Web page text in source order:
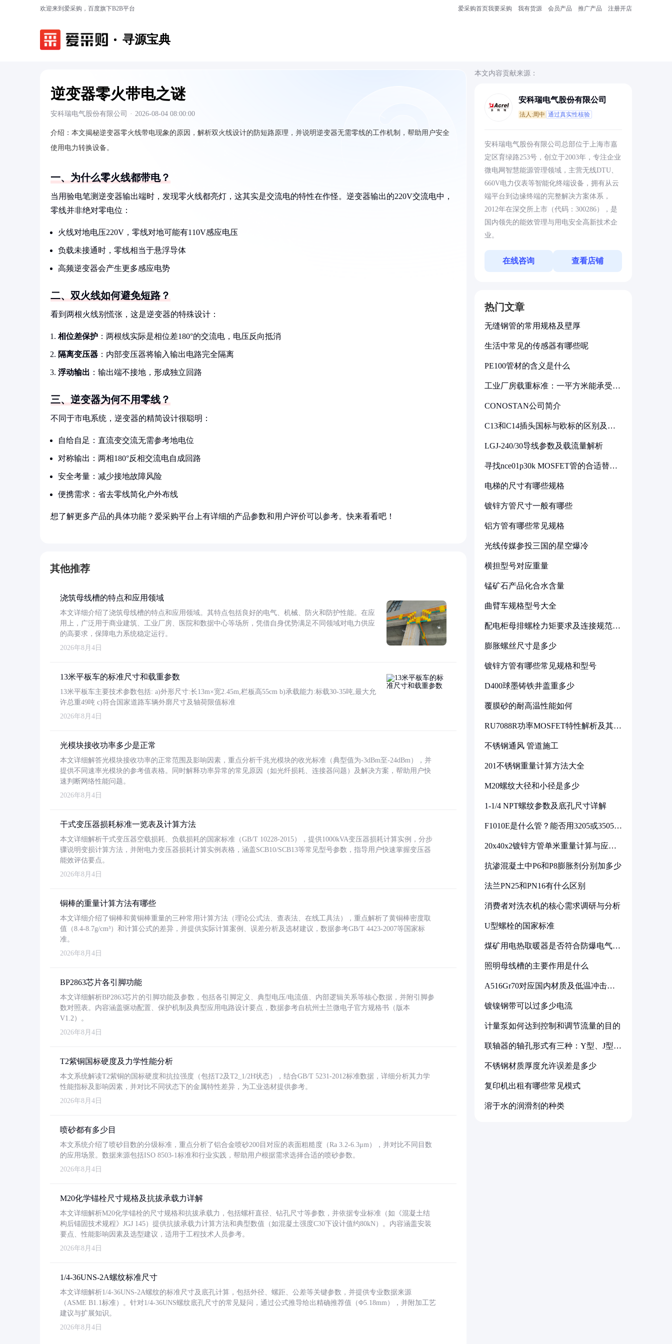
欢迎来到爱采购，百度旗下B2B平台 爱采购首页我要采购 我有货源 会员产品 推广产品 注册开店
寻源宝典
逆变器零火带电之谜
安科瑞电气股份有限公司 · 2026-08-04 08:00:00
介绍： 本文揭秘逆变器零火线带电现象的原因，解析双火线设计的防短路原理，并说明逆变器无需零线的工作机制，帮助用户安全
使用电力转换设备。
一、为什么零火线都带电？
当用验电笔测逆变器输出端时，发现零火线都亮灯，这其实是交流电的特性在作怪。逆变器输出的220V交流电中，
零线并非绝对零电位：
火线对地电压220V，零线对地可能有110V感应电压
负载未接通时，零线相当于悬浮导体
高频逆变器会产生更多感应电势
二、双火线如何避免短路？
看到两根火线别慌张，这是逆变器的特殊设计：
相位差保护 ：两根线实际是相位差180°的交流电，电压反向抵消
隔离变压器 ：内部变压器将输入输出电路完全隔离
浮动输出 ：输出端不接地，形成独立回路
三、逆变器为何不用零线？
不同于市电系统，逆变器的精简设计很聪明：
自给自足：直流变交流无需参考地电位
对称输出：两相180°反相交流电自成回路
安全考量：减少接地故障风险
便携需求：省去零线简化户外布线
想了解更多产品的具体功能？爱采购平台上有详细的产品参数和用户评价可以参考。快来看看吧！
其他推荐
浇筑母线槽的特点和应用领域
本文详细介绍了浇筑母线槽的特点和应用领域。其特点包括良好的电气、机械、防火和防护性能。在应
用上，广泛用于商业建筑、工业厂房、医院和数据中心等场所，凭借自身优势满足不同领域对电力供应
的高要求，保障电力系统稳定运行。
2026年8月4日
13米平板车的标准尺寸和载重参数
13米平板车主要技术参数包括: a)外形尺寸:长13m×宽2.45m,栏板高55cm b)承载能力:标载30-35吨,最大允
许总重49吨 c)符合国家道路车辆外廓尺寸及轴荷限值标准
2026年8月4日
光模块接收功率多少是正常
本文详细解答光模块接收功率的正常范围及影响因素，重点分析千兆光模块的收光标准（典型值为-3dBm至-24dBm），并
提供不同速率光模块的参考值表格。同时解释功率异常的常见原因（如光纤损耗、连接器问题）及解决方案，帮助用户快
速判断网络性能问题。
2026年8月4日
干式变压器损耗标准一览表及计算方法
本文详细解析干式变压器空载损耗、负载损耗的国家标准（GB/T 10228-2015），提供1000kVA变压器损耗计算实例，分步
骤说明变损计算方法，并附电力变压器损耗计算实例表格，涵盖SCB10/SCB13等常见型号参数，指导用户快速掌握变压器
能效评估要点。
2026年8月4日
铜棒的重量计算方法有哪些
本文详细介绍了铜棒和黄铜棒重量的三种常用计算方法（理论公式法、查表法、在线工具法），重点解析了黄铜棒密度取
值（8.4-8.7g/cm³）和计算公式的差异，并提供实际计算案例、误差分析及选材建议，数据参考GB/T 4423-2007等国家标
准。
2026年8月4日
BP2863芯片各引脚功能
本文详细解析BP2863芯片的引脚功能及参数，包括各引脚定义、典型电压/电流值、内部逻辑关系等核心数据，并附引脚参
数对照表。内容涵盖驱动配置、保护机制及典型应用电路设计要点，数据参考自杭州士兰微电子官方规格书（版本
V1.2）。
2026年8月4日
T2紫铜国标硬度及力学性能分析
本文系统解读T2紫铜的国标硬度和抗拉强度（包括T2及T2_1/2H状态），结合GB/T 5231-2012标准数据，详细分析其力学
性能指标及影响因素，并对比不同状态下的金属特性差异，为工业选材提供参考。
2026年8月4日
喷砂都有多少目
本文系统介绍了喷砂目数的分级标准，重点分析了铝合金喷砂200目对应的表面粗糙度（Ra 3.2-6.3μm），并对比不同目数
的应用场景。数据来源包括ISO 8503-1标准和行业实践，帮助用户根据需求选择合适的喷砂参数。
2026年8月4日
M20化学锚栓尺寸规格及抗拔承载力详解
本文详细解析M20化学锚栓的尺寸规格和抗拔承载力，包括螺杆直径、钻孔尺寸等参数，并依据专业标准（如《混凝土结
构后锚固技术规程》JGJ 145）提供抗拔承载力计算方法和典型数值（如混凝土强度C30下设计值约80kN）。内容涵盖安装
要点、性能影响因素及选型建议，适用于工程技术人员参考。
2026年8月4日
1/4-36UNS-2A螺纹标准尺寸
本文详细解析1/4-36UNS-2A螺纹的标准尺寸及底孔计算，包括外径、螺距、公差等关键参数，并提供专业数据来源
（ASME B1.1标准）。针对1/4-36UNS螺纹底孔尺寸的常见疑问，通过公式推导给出精确推荐值（Φ5.18mm），并附加工艺
建议与扩展知识。
2026年8月4日
本文内容贡献来源：
安科瑞电气股份有限公司
法人:周中 通过真实性核验
安科瑞电气股份有限公司总部位于上海市嘉
定区育绿路253号，创立于2003年，专注企业
微电网智慧能源管理领域，主营无线DTU、
660V电力仪表等智能化终端设备，拥有从云
端平台到边缘终端的完整解决方案体系，
2012年在深交所上市（代码：300286），是
国内领先的能效管理与用电安全高新技术企
业。
在线咨询 查看店铺
热门文章
无缝钢管的常用规格及壁厚
生活中常见的传感器有哪些呢
PE100管材的含义是什么
工业厂房载重标准：一平方米能承受多
CONOSTAN公司简介
C13和C14插头国标与欧标的区别及其
LGJ-240/30导线参数及载流量解析
寻找nce01p30k MOSFET管的合适替代
电梯的尺寸有哪些规格
镀锌方管尺寸一般有哪些
铝方管有哪些常见规格
光线传媒参投三国的星空爆冷
横担型号对应重量
锰矿石产品化合水含量
曲臂车规格型号大全
配电柜母排螺栓力矩要求及连接规范详
膨胀螺丝尺寸是多少
镀锌方管有哪些常见规格和型号
D400球墨铸铁井盖重多少
覆膜砂的耐高温性能如何
RU7088R功率MOSFET特性解析及其在
不锈钢通风 管道施工
201不锈钢重量计算方法大全
M20螺纹大径和小径是多少
1-1/4 NPT螺纹参数及底孔尺寸详解
F1010E是什么管？能否用3205或3505代
20x40x2镀锌方管单米重量计算与应用
抗渗混凝土中P6和P8膨胀剂分别加多少
法兰PN25和PN16有什么区别
消费者对洗衣机的核心需求调研与分析
U型螺栓的国家标准
煤矿用电热取暖器是否符合防爆电气设
照明母线槽的主要作用是什么
A516Gr70对应国内材质及低温冲击要
镀镍钢带可以过多少电流
计量泵如何达到控制和调节流量的目的
联轴器的轴孔形式有三种：Y型、J型、
不锈钢材质厚度允许误差是多少
复印机出租有哪些常见模式
溶于水的润滑剂的种类